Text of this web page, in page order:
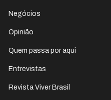
Negócios
Opinião
Quem passa por aqui
Entrevistas
Revista Viver Brasil